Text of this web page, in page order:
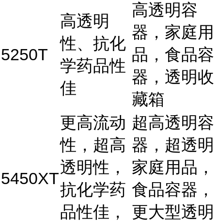
5250T
高透明
性、抗化
学药品性
佳
高透明容
器，家庭用
品，食品容
器，透明收
藏箱
5450XT
更高流动
性，超高
透明性，
抗化学药
品性佳，
超高透明容
器，超透明
家庭用品，
食品容器，
更大型透明